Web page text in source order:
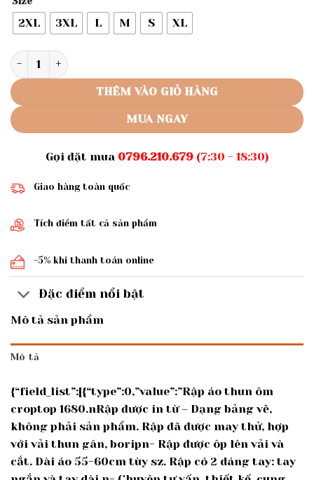
2XL 3XL L M S XL
Rập giấy A0 mã 1680 - rập áo ôm số lượng
THÊM VÀO GIỎ HÀNG
MUA NGAY
Gọi đặt mua 0796.210.679(7:30 - 18:30)
Giao hàng toàn quốc
Tích điểm tất cả sản phẩm
-5% khi thanh toán online
Đặc điểm nổi bật
Mô tả sản phẩm
Mô tả
{“field_list”:[{“type”:0,”value”:”Rập áo thun ôm
croptop 1680.nRập được in từ – Dạng bảng vẽ,
không phải sản phẩm. Rập đã được may thử, hợp
với vải thun gân, boripn- Rập được ôp lên vải và
cắt. Dài áo 55-60cm tùy sz. Rập có 2 dáng tay: tay